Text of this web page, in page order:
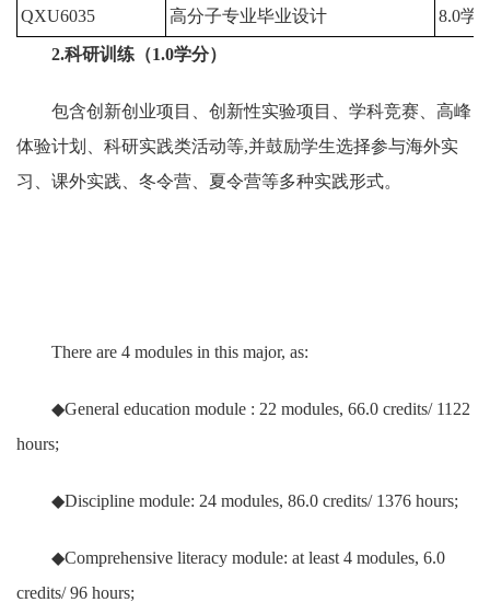
QXU6035 高分子专业毕业设计 8.0学
2.科研训练（1.0学分）
包含创新创业项目、创新性实验项目、学科竞赛、高峰
体验计划、科研实践类活动等,并鼓励学生选择参与海外实
习、课外实践、冬令营、夏令营等多种实践形式。
There are 4 modules in this major, as:
◆General education module : 22 modules, 66.0 credits/ 1122
hours;
◆Discipline module: 24 modules, 86.0 credits/ 1376 hours;
◆Comprehensive literacy module: at least 4 modules, 6.0
credits/ 96 hours;